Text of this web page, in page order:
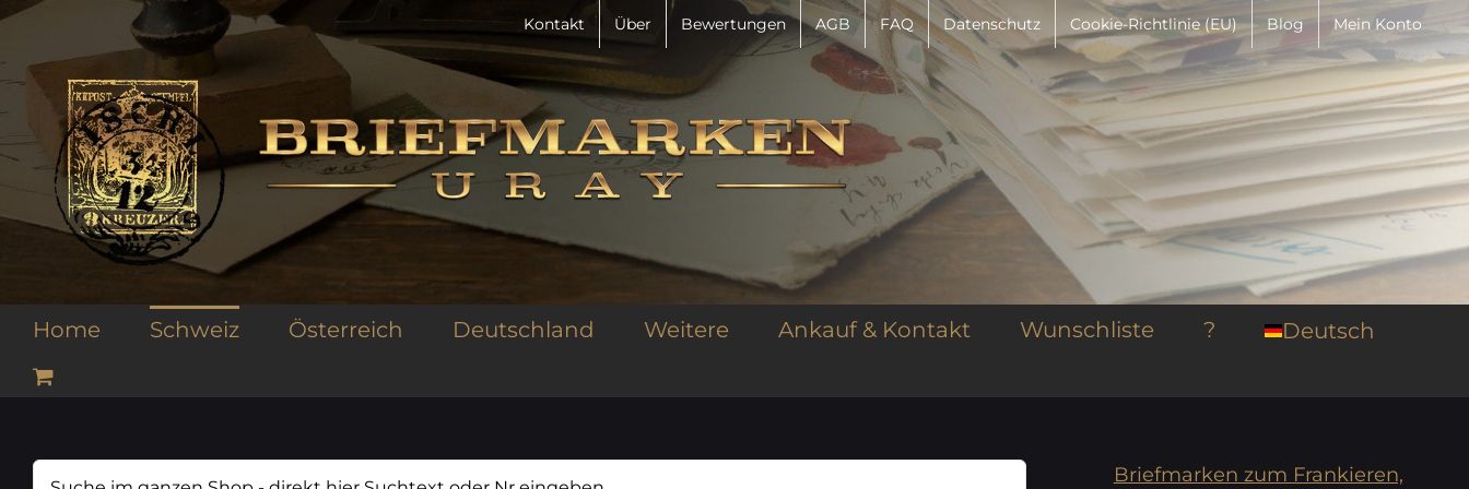
Zum
springen
Kontakt Über Bewertungen AGB FAQ Datenschutz Cookie-Richtlinie (EU) Blog Mein Konto
Home Schweiz Österreich Deutschland Weitere Ankauf & Kontakt Wunschliste ? Deutsch
Suche Briefmarken zum Frankieren,